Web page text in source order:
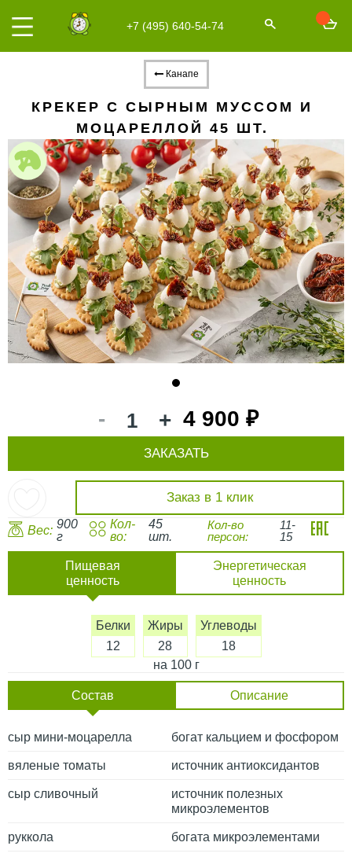
+7 (495) 640-54-74
Канапе
КРЕКЕР С СЫРНЫМ МУССОМ И
МОЦАРЕЛЛОЙ 45 ШТ.
- + 4 900 ₽
Заказ в 1 клик
ЗАКАЗАТЬ
Вес: 900
г
Кол-
во:
45
шт.
Кол-во
персон:
11-
15
Пищевая
ценность
Энергетическая
ценность
Белки
12
Жиры
28
Углеводы
18
на 100 г
Состав Описание
сыр мини-моцарелла богат кальцием и фосфором
вяленые томаты источник антиоксидантов
сыр сливочный
источник полезных
микроэлементов
руккола богата микроэлементами